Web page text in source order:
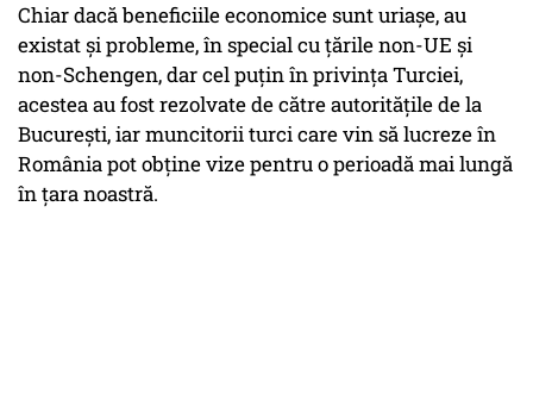
Chiar dacă beneficiile economice sunt uriașe, au
existat și probleme, în special cu țările non-UE și
non-Schengen, dar cel puțin în privința Turciei,
acestea au fost rezolvate de către autoritățile de la
București, iar muncitorii turci care vin să lucreze în
România pot obține vize pentru o perioadă mai lungă
în țara noastră.